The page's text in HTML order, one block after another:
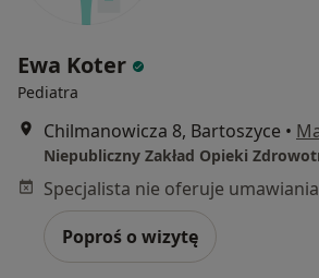
Ewa Koter
Pediatra
Chilmanowicza 8, Bartoszyce •
Poproś o wizytę